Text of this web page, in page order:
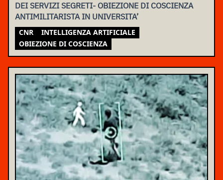
DEI SERVIZI SEGRETI- OBIEZIONE DI COSCIENZA
ANTIMILITARISTA IN UNIVERSITA’
CNR
INTELLIGENZA ARTIFICIALE
OBIEZIONE DI COSCIENZA